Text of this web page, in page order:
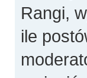
Rangi,
ile